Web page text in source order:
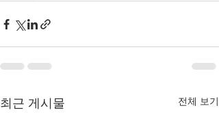
최근 게시물 전체 보기